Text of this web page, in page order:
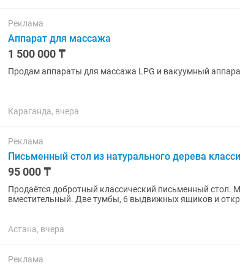
Реклама
Аппарат для массажа
1 500 000 ₸
Продам аппараты для массажа LPG и вакуумный
Караганда, вчера
Реклама
Письменный стол из натурального дерева
95 000 ₸
Продаётся добротный классический письменный стол.
вместительный. Две тумбы, 6 выдвижных ящиков и открытые ниши — удобно для хранения
Астана, вчера
Реклама